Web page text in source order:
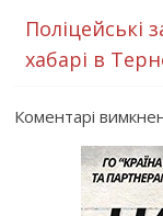
Поліцейські
хабарі в
Коментарі